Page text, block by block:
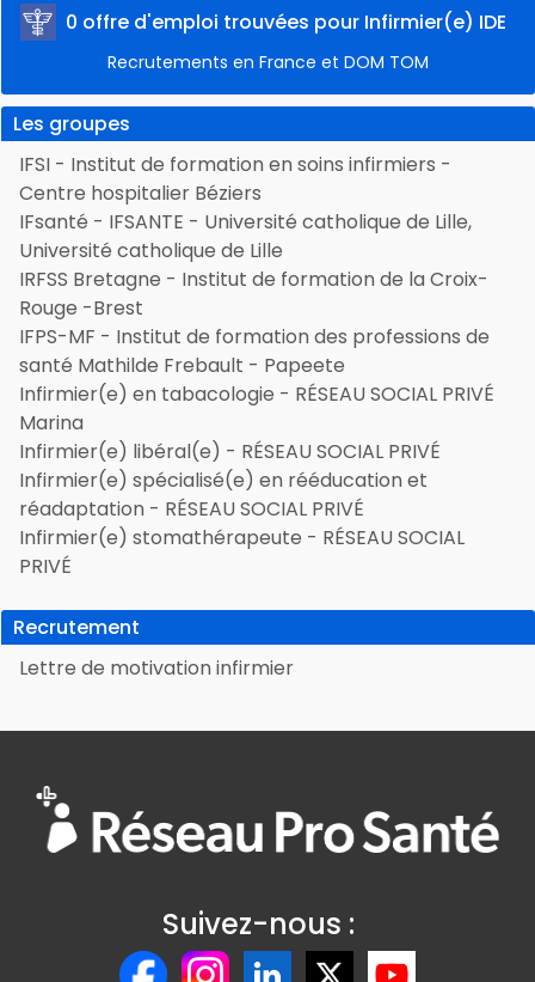
0 offre d'emploi trouvées pour Infirmier(e) IDE
Recrutements en France et DOM TOM
Les groupes
IFSI - Institut de formation en soins infirmiers -
Centre hospitalier Béziers
IFsanté - IFSANTE - Université catholique de Lille,
Université catholique de Lille
IRFSS Bretagne - Institut de formation de la Croix-
Rouge -Brest
IFPS-MF - Institut de formation des professions de
santé Mathilde Frebault - Papeete
Infirmier(e) en tabacologie - RÉSEAU SOCIAL PRIVÉ
Marina
Infirmier(e) libéral(e) - RÉSEAU SOCIAL PRIVÉ
Infirmier(e) spécialisé(e) en rééducation et
réadaptation - RÉSEAU SOCIAL PRIVÉ
Infirmier(e) stomathérapeute - RÉSEAU SOCIAL
PRIVÉ
Recrutement
Lettre de motivation infirmier
Suivez-nous :